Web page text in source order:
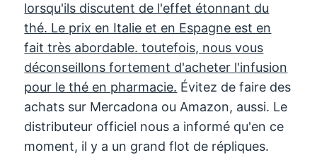
lorsqu'ils discutent de l'effet étonnant du
thé. Le prix en Italie et en Espagne est en
fait très abordable. toutefois, nous vous
déconseillons fortement d'acheter l'infusion
pour le thé en pharmacie. Évitez de faire des
achats sur Mercadona ou Amazon, aussi. Le
distributeur officiel nous a informé qu'en ce
moment, il y a un grand flot de répliques.